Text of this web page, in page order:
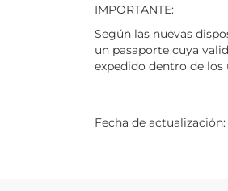
IMPORTANTE:
Según las nuevas
un pasaporte cuya
expedido dentro de los
Fecha de actualización: